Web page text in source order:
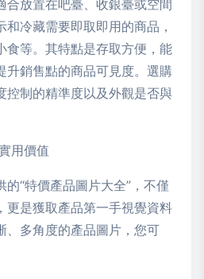
合放置在吧臺、收銀臺或空間
冷藏需要即取即用的商品，
食等。其特點是存取方便，能
升銷售點的商品可見度。選購
控制的精準度以及外觀是否與
用價值
“特價產品圖片大全”，不僅
更是獲取產品第一手視覺資料
、多角度的產品圖片，您可